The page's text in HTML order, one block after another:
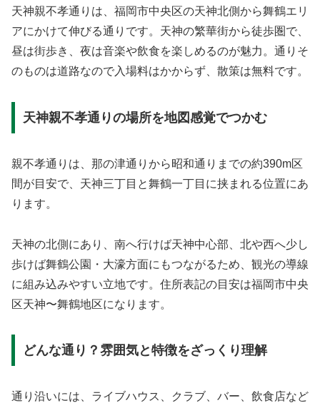
天神親不孝通りは、福岡市中央区の天神北側から舞鶴エリ
アにかけて伸びる通りです。天神の繁華街から徒歩圏で、
昼は街歩き、夜は音楽や飲食を楽しめるのが魅力。通りそ
のものは道路なので入場料はかからず、散策は無料です。
天神親不孝通りの場所を地図感覚でつかむ
親不孝通りは、那の津通りから昭和通りまでの約390m区
間が目安で、天神三丁目と舞鶴一丁目に挟まれる位置にあ
ります。
天神の北側にあり、南へ行けば天神中心部、北や西へ少し
歩けば舞鶴公園・大濠方面にもつながるため、観光の導線
に組み込みやすい立地です。住所表記の目安は福岡市中央
区天神〜舞鶴地区になります。
どんな通り？雰囲気と特徴をざっくり理解
通り沿いには、ライブハウス、クラブ、バー、飲食店など